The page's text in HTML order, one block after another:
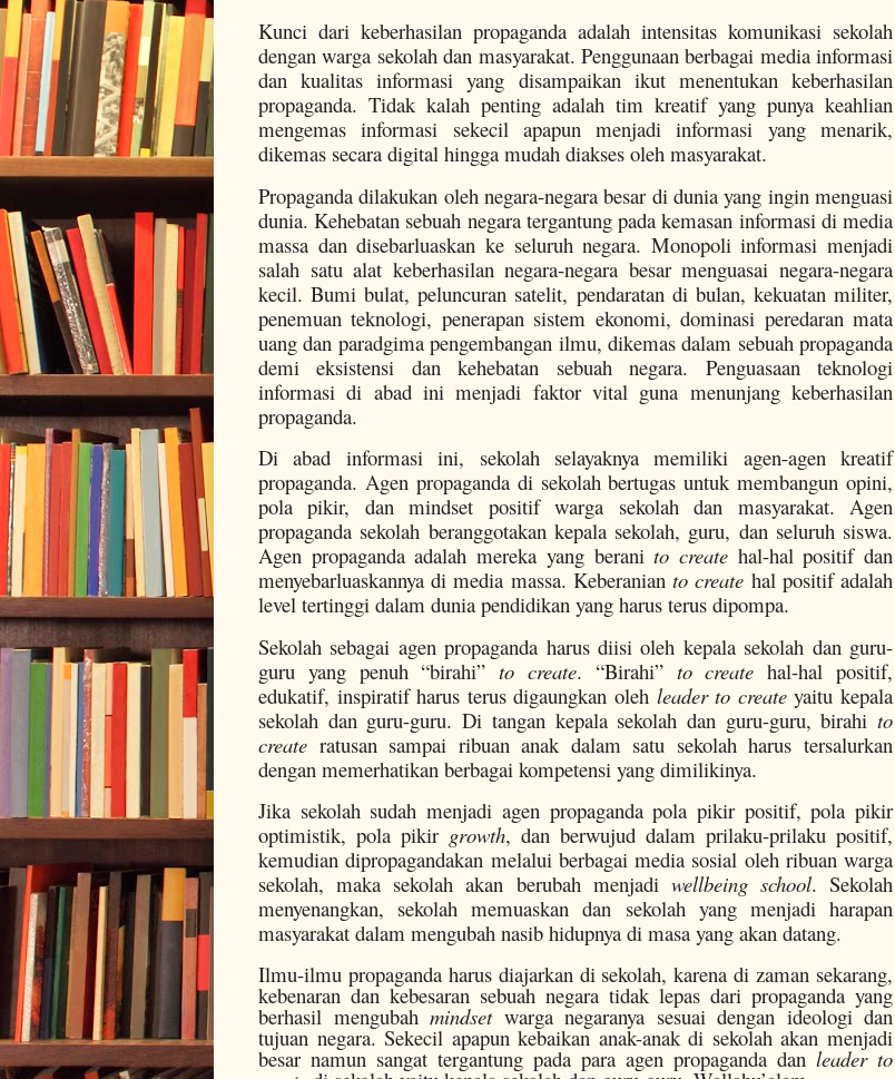
Kunci dari keberhasilan propaganda adalah intensitas komunikasi sekolah
dengan warga sekolah dan masyarakat. Penggunaan berbagai media informasi
dan kualitas informasi yang disampaikan ikut menentukan keberhasilan
propaganda. Tidak kalah penting adalah tim kreatif yang punya keahlian
mengemas informasi sekecil apapun menjadi informasi yang menarik,
dikemas secara digital hingga mudah diakses oleh masyarakat.
Propaganda dilakukan oleh negara-negara besar di dunia yang ingin menguasi
dunia. Kehebatan sebuah negara tergantung pada kemasan informasi di media
massa dan disebarluaskan ke seluruh negara. Monopoli informasi menjadi
salah satu alat keberhasilan negara-negara besar menguasai negara-negara
kecil. Bumi bulat, peluncuran satelit, pendaratan di bulan, kekuatan militer,
penemuan teknologi, penerapan sistem ekonomi, dominasi peredaran mata
uang dan paradgima pengembangan ilmu, dikemas dalam sebuah propaganda
demi eksistensi dan kehebatan sebuah negara. Penguasaan teknologi
informasi di abad ini menjadi faktor vital guna menunjang keberhasilan
propaganda.
Di abad informasi ini, sekolah selayaknya memiliki agen-agen kreatif
propaganda. Agen propaganda di sekolah bertugas untuk membangun opini,
pola pikir, dan mindset positif warga sekolah dan masyarakat. Agen
propaganda sekolah beranggotakan kepala sekolah, guru, dan seluruh siswa.
Agen propaganda adalah mereka yang beranito create hal-hal positif dan
menyebarluaskannya di media massa. Keberanianto create hal positif adalah
level tertinggi dalam dunia pendidikan yang harus terus dipompa.
Sekolah sebagai agen propaganda harus diisi oleh kepala sekolah dan guru-
guru yang penuh “birahi”to create. “Birahi” to create hal-hal positif,
edukatif, inspiratif harus terus digaungkan oleh leader to createyaitu kepala
sekolah dan guru-guru. Di tangan kepala sekolah dan guru-guru, birahi to
create ratusan sampai ribuan anak dalam satu sekolah harus tersalurkan
dengan memerhatikan berbagai kompetensi yang dimilikinya.
Jika sekolah sudah menjadi agen propaganda pola pikir positif, pola pikir
optimistik, pola pikir growth, dan berwujud dalam prilaku-prilaku positif,
kemudian dipropagandakan melalui berbagai media sosial oleh ribuan warga
sekolah, maka sekolah akan berubah menjadi wellbeing school. Sekolah
menyenangkan, sekolah memuaskan dan sekolah yang menjadi harapan
masyarakat dalam mengubah nasib hidupnya di masa yang akan datang.
Ilmu-ilmu propaganda harus diajarkan di sekolah, karena di zaman sekarang,
kebenaran dan kebesaran sebuah negara tidak lepas dari propaganda yang
berhasil mengubah mindsetwarga negaranya sesuai dengan ideologi dan
tujuan negara. Sekecil apapun kebaikan anak-anak di sekolah akan menjadi
besar namun sangat tergantung pada para agen propaganda dan leader to